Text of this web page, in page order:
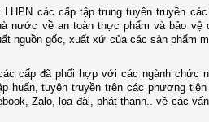
LHPN các cấp tập trung tuyên truyền
nước về an toàn thực phẩm và bảo vệ
nguồn gốc, xuất xứ của các sản phẩm
cấp đã phối hợp với các ngành chức
huấn, tuyên truyền trên các phương
Zalo, loa đài, phát thanh.. về các